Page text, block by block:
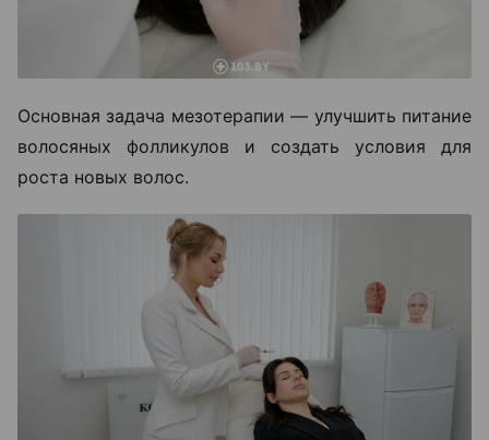
Основная задача мезотерапии — улучшить питание
волосяных фолликулов и создать условия для
роста новых волос.